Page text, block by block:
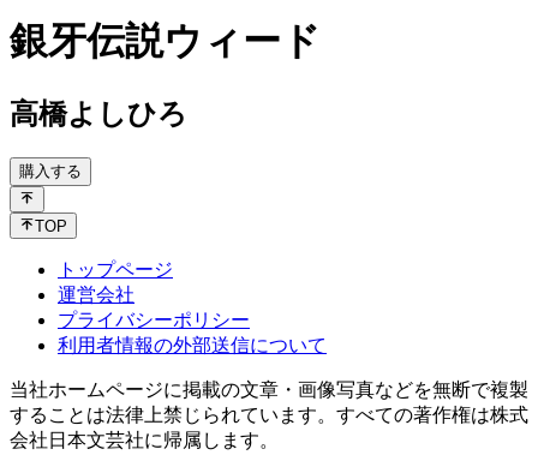
銀牙伝説ウィード
高橋よしひろ
購入する
TOP
トップページ
運営会社
プライバシーポリシー
利用者情報の外部送信について
当社ホームページに掲載の文章・画像写真などを無断で複製
することは法律上禁じられています。すべての著作権は株式
会社日本文芸社に帰属します。